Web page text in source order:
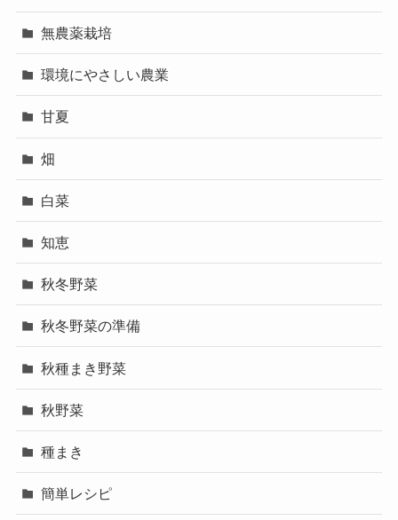
無農薬栽培
環境にやさしい農業
甘夏
畑
白菜
知恵
秋冬野菜
秋冬野菜の準備
秋種まき野菜
秋野菜
種まき
簡単レシピ